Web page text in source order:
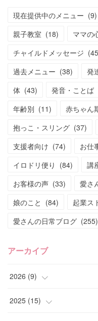
現在提供中のメニュー (9)
親子教室 (18) ママの
チャイルドメッセージ (45
過去メニュー (38) 発
体 (43) 発音・ことば
年齢別 (11) 赤ちゃん
抱っこ・スリング (37)
支援者向け (74) お仕
イロドリ便り (84) 講
お客様の声 (33) 愛さ
娘のこと (84) 起業ス
愛さんの日常ブログ (255)
アーカイブ
2026 (9)
(4)
2025 (15)